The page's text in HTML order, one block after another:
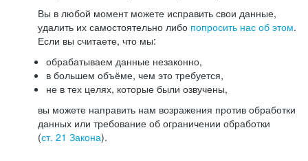
Вы в любой момент можете исправить свои данные,
удалить их самостоятельно либо попросить нас об этом.
Если вы считаете, что мы:
обрабатываем данные незаконно,
в большем объёме, чем это требуется,
не в тех целях, которые были озвучены,
вы можете направить нам возражения против обработки
данных или требование об ограничении обработки
(ст. 21 Закона).